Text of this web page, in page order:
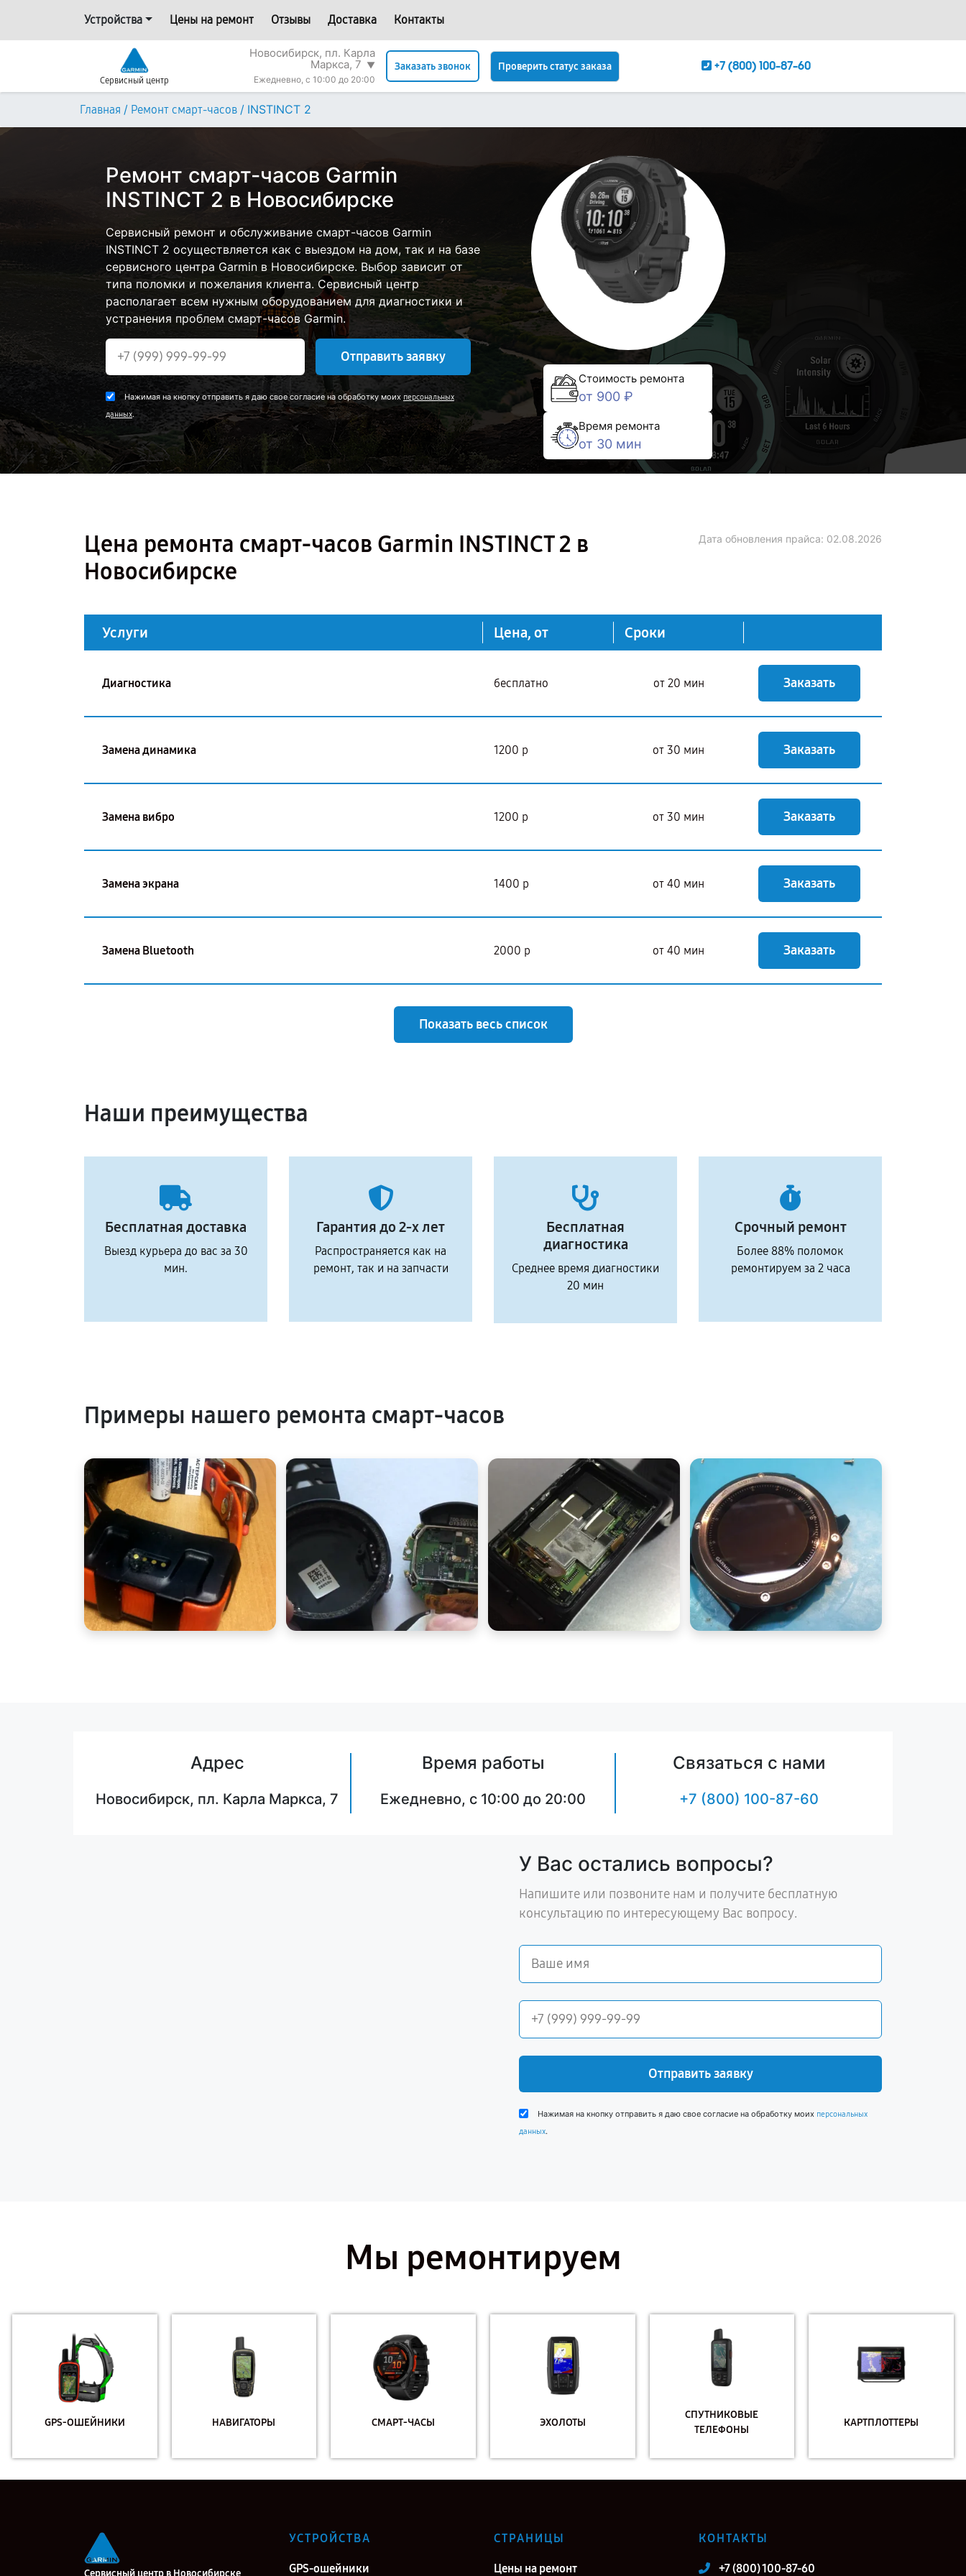
Устройства Цены на ремонт Отзывы Доставка Контакты
Сервисный центр
Новосибирск, пл. Карла
Маркса, 7 ▼
Ежедневно, с 10:00 до 20:00
Заказать звонок Проверить статус заказа +7 (800) 100-87-60
Главная / Ремонт смарт-часов / INSTINCT 2
Ремонт смарт-часов Garmin
INSTINCT 2 в Новосибирске
Сервисный ремонт и обслуживание смарт-часов Garmin
INSTINCT 2 осуществляется как с выездом на дом, так и на базе
сервисного центра Garmin в Новосибирске. Выбор зависит от
типа поломки и пожелания клиента. Сервисный центр
располагает всем нужным оборудованием для диагностики и
устранения проблем смарт-часов Garmin.
Отправить заявку
Нажимая на кнопку отправить я даю свое согласие на обработку моих персональных
данных.
Стоимость ремонта
от 900 ₽
Время ремонта
от 30 мин
Цена ремонта смарт-часов Garmin INSTINCT 2 в
Новосибирске
Дата обновления прайса: 02.08.2026
Услуги Цена, от Сроки
Диагностика бесплатно от 20 мин Заказать
Замена динамика 1200 р от 30 мин Заказать
Замена вибро 1200 р от 30 мин Заказать
Замена экрана 1400 р от 40 мин Заказать
Замена Bluetooth 2000 р от 40 мин Заказать
Показать весь список
Наши преимущества
Бесплатная доставка
Выезд курьера до вас за 30
мин.
Гарантия до 2-х лет
Распространяется как на
ремонт, так и на запчасти
Бесплатная
диагностика
Среднее время диагностики
20 мин
Срочный ремонт
Более 88% поломок
ремонтируем за 2 часа
Примеры нашего ремонта смарт-часов
Адрес
Новосибирск, пл. Карла Маркса, 7
Время работы
Ежедневно, с 10:00 до 20:00
Связаться с нами
+7 (800) 100-87-60
У Вас остались вопросы?
Напишите или позвоните нам и получите бесплатную
консультацию по интересующему Вас вопросу.
Отправить заявку
Нажимая на кнопку отправить я даю свое согласие на обработку моих персональных
данных.
Мы ремонтируем
GPS-ОШЕЙНИКИ НАВИГАТОРЫ СМАРТ-ЧАСЫ ЭХОЛОТЫ
СПУТНИКОВЫЕ
ТЕЛЕФОНЫ
КАРТПЛОТТЕРЫ
Сервисный центр в Новосибирске
УСТРОЙСТВА
GPS-ошейники
СТРАНИЦЫ
Цены на ремонт
КОНТАКТЫ
+7 (800) 100-87-60